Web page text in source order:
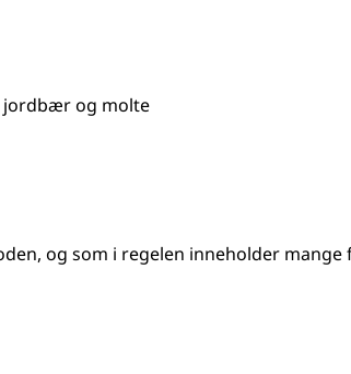
jordbær og molte
og som i regelen inneholder mange